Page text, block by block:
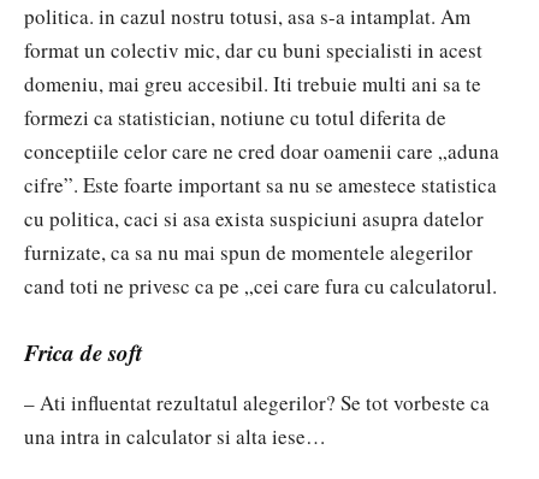
politica. in cazul nostru totusi, asa s-a intamplat. Am
format un colectiv mic, dar cu buni specialisti in acest
domeniu, mai greu accesibil. Iti trebuie multi ani sa te
formezi ca statistician, notiune cu totul diferita de
conceptiile celor care ne cred doar oamenii care „aduna
cifre”. Este foarte important sa nu se amestece statistica
cu politica, caci si asa exista suspiciuni asupra datelor
furnizate, ca sa nu mai spun de momentele alegerilor
cand toti ne privesc ca pe „cei care fura cu calculatorul.
Frica de soft
– Ati influentat rezultatul alegerilor? Se tot vorbeste ca
una intra in calculator si alta iese…